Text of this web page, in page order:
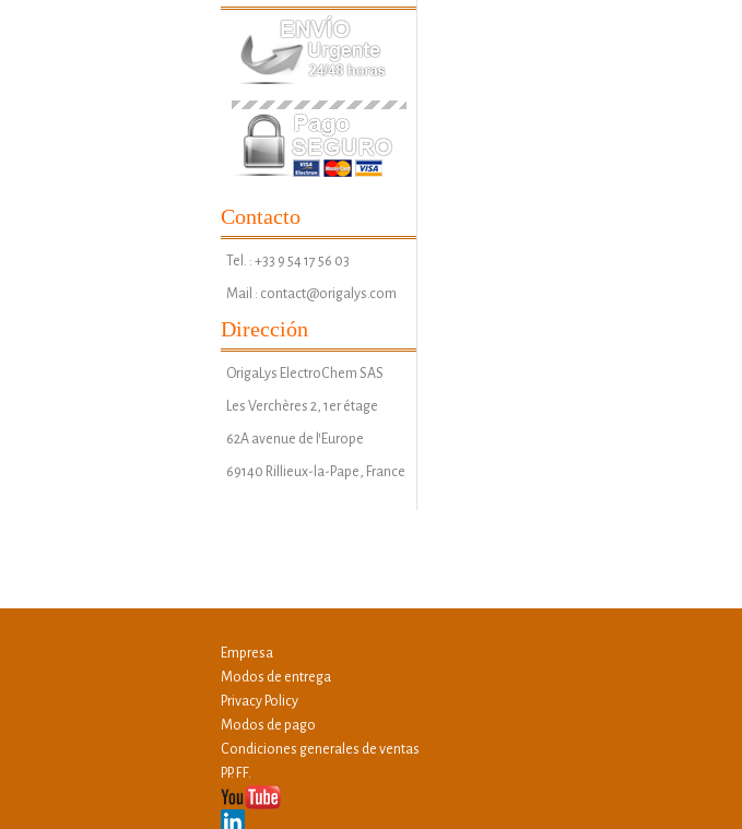
Contacto
Tel. : +33 9 54 17 56 03
Mail : contact@origalys.com
Dirección
OrigaLys ElectroChem SAS
Les Verchères 2, 1er étage
62A avenue de l'Europe
69140 Rillieux-la-Pape, France
Empresa
Modos de entrega
Privacy Policy
Modos de pago
Condiciones generales de ventas
PP. FF.